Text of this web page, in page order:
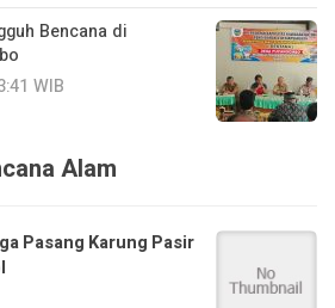
Bencana di
WIB
Alam
Pasang Karung Pasir